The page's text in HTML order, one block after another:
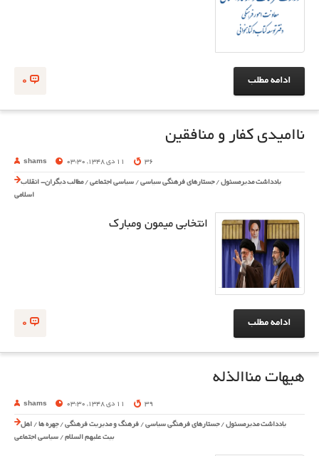
0 ادامه مطلب
ناامیدی کفار و منافقین
shams 11 دی 1348, 03:30 36
یادداشت مدیرمسئول /جستارهای فرهنگی سیاسی / سیاسی اجتماعی /مطالب دیگران- انقلاب
اسلامی
انتخابی میمون ومبارک
0 ادامه مطلب
هیهات مناالذله
shams 11 دی 1348, 03:30 39
یادداشت مدیرمسئول /جستارهای فرهنگی سیاسی / فرهنگ و مدیریت فرهنگی /چهره ها / اهل
بیت علیهم السلام / سیاسی اجتماعی